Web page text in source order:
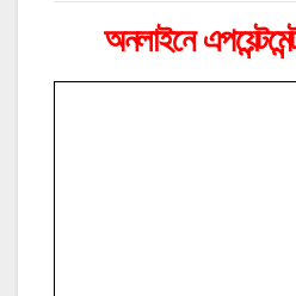
অনলাইনে